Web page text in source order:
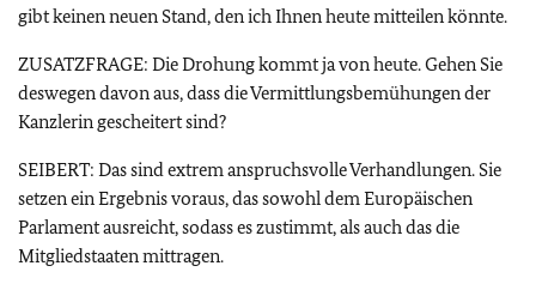
gibt keinen neuen Stand, den ich Ihnen heute mitteilen könnte.
ZUSATZFRAGE: Die Drohung kommt ja von heute. Gehen Sie
deswegen davon aus, dass die Vermittlungsbemühungen der
Kanzlerin gescheitert sind?
SEIBERT: Das sind extrem anspruchsvolle Verhandlungen. Sie
setzen ein Ergebnis voraus, das sowohl dem Europäischen
Parlament ausreicht, sodass es zustimmt, als auch das die
Mitgliedstaaten mittragen.